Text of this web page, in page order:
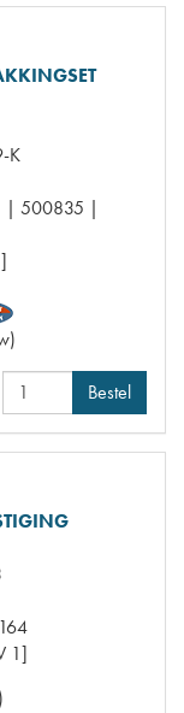
K
| 500835 |
Bestel
1]